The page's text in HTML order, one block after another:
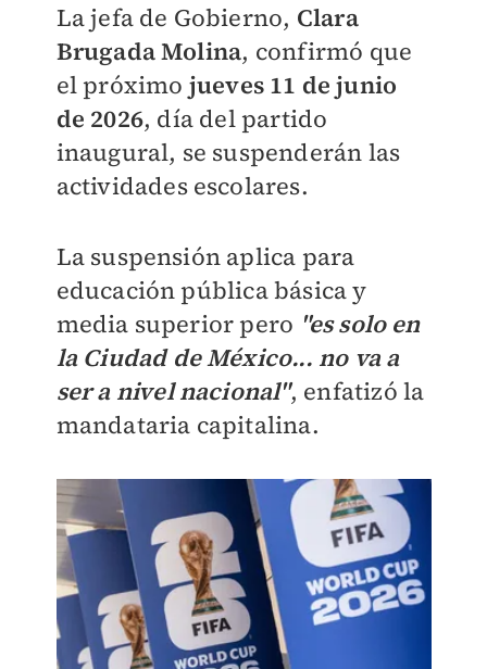
La jefa de Gobierno, Clara
Brugada Molina, confirmó que
el próximo jueves 11 de junio
de 2026, día del partido
inaugural, se suspenderán las
actividades escolares.
La suspensión aplica para
educación pública básica y
media superior pero "es solo en
la Ciudad de México... no va a
ser a nivel nacional", enfatizó la
mandataria capitalina.